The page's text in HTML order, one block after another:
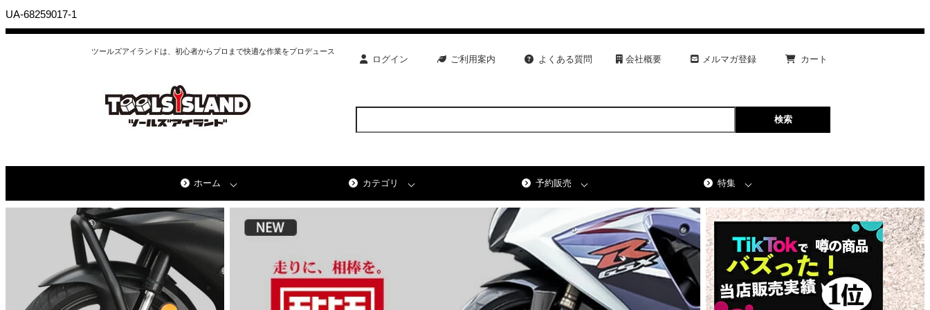
UA-68259017-1
ログイン ご利用案内 よくある質問 会社概要 メルマガ登録 カート
ツールズアイランドは、初心者からプロまで快適な作業をプロデュース
ホーム カテゴリ 予約販売 特集